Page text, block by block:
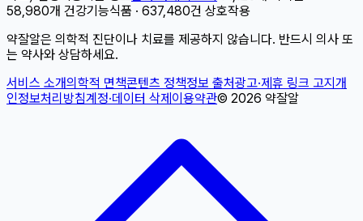
58,980개 건강기능식품 · 637,480건 상호작용
약잘알은 의학적 진단이나 치료를 제공하지 않습니다. 반드시 의사 또
는 약사와 상담하세요.
서비스 소개의학적 면책콘텐츠 정책정보 출처광고·제휴 링크 고지 개
인정보처리방침계정·데이터 삭제 이용약관© 2026 약잘알